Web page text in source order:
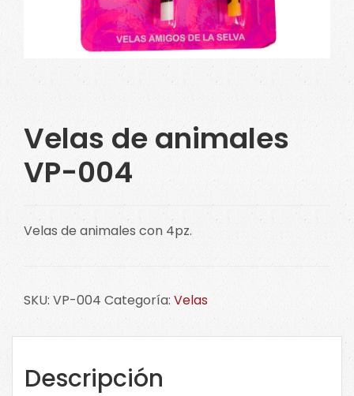
Velas de animales
VP-004
Velas de animales con 4pz.
SKU: VP-004 Categoría: Velas
Descripción